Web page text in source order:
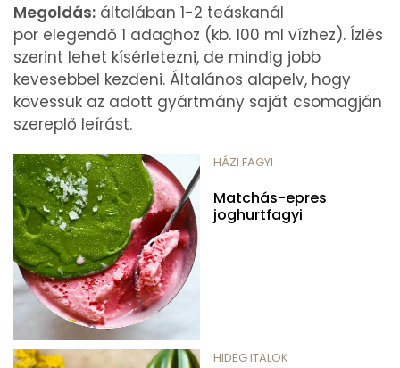
Megoldás: általában 1-2 teáskanál
por elegendő 1 adaghoz (kb. 100 ml vízhez). Ízlés
szerint lehet kísérletezni, de mindig jobb
kevesebbel kezdeni. Általános alapelv, hogy
kövessük az adott gyártmány saját csomagján
szereplő leírást.
HÁZI FAGYI
Matchás-epres
joghurtfagyi
HIDEG ITALOK